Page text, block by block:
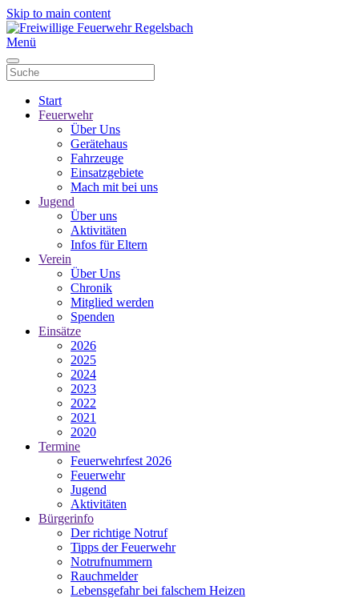
Skip to main content
Menü
Start
Feuerwehr
Über Uns
Gerätehaus
Fahrzeuge
Einsatzgebiete
Mach mit bei uns
Jugend
Über uns
Aktivitäten
Infos für Eltern
Verein
Über Uns
Chronik
Mitglied werden
Spenden
Einsätze
2026
2025
2024
2023
2022
2021
2020
Termine
Feuerwehrfest 2026
Feuerwehr
Jugend
Aktivitäten
Bürgerinfo
Der richtige Notruf
Tipps der Feuerwehr
Notrufnummern
Rauchmelder
Lebensgefahr bei falschem Heizen